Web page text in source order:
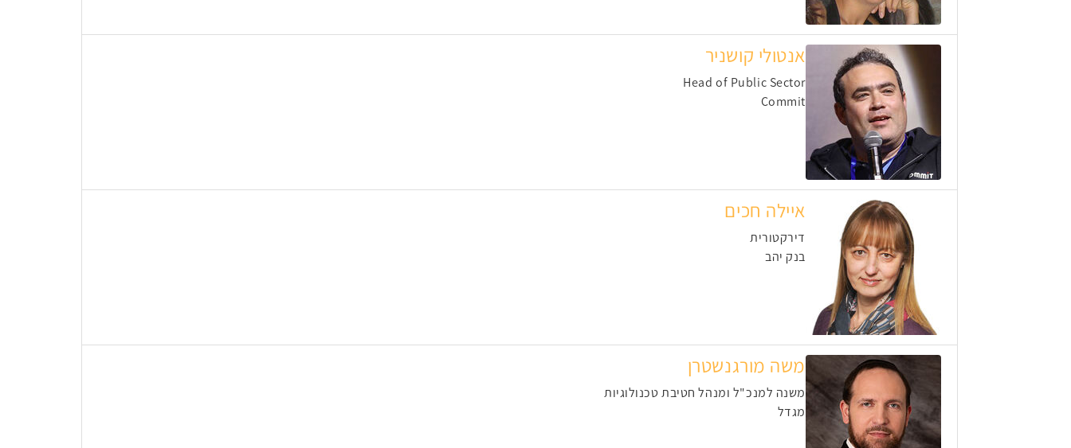
אנטולי קושניר
Head of Public Sector
Commit
איילה חכים
דירקטורית
בנק יהב
משה מורגנשטרן
משנה למנכ"ל ומנהל חטיבת טכנולוגיות
מגדל